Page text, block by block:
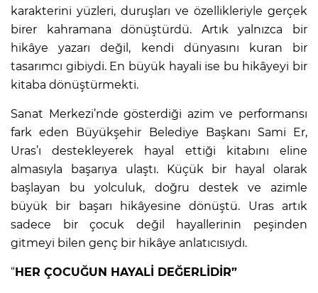
karakterini yüzleri, duruşları ve özellikleriyle gerçek
birer kahramana dönüştürdü. Artık yalnızca bir
hikâye yazarı değil, kendi dünyasını kuran bir
tasarımcı gibiydi. En büyük hayali ise bu hikâyeyi bir
kitaba dönüştürmekti.
Sanat Merkezi’nde gösterdiği azim ve performansı
fark eden Büyükşehir Belediye Başkanı Sami Er,
Uras’ı destekleyerek hayal ettiği kitabını eline
almasıyla başarıya ulaştı. Küçük bir hayal olarak
başlayan bu yolculuk, doğru destek ve azimle
büyük bir başarı hikâyesine dönüştü. Uras artık
sadece bir çocuk değil hayallerinin peşinden
gitmeyi bilen genç bir hikâye anlatıcısıydı.
“HER ÇOCUĞUN HAYALİ DEĞERLİDİR”